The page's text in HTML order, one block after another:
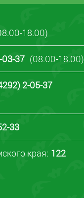
18.00)
03-37 (08.00-18.00)
2-05-37
33
края: 122